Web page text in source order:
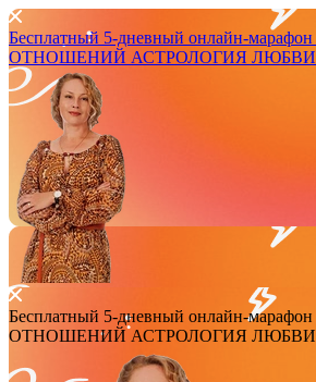
Бесплатный 5-дневный онлайн-марафон
ОТНОШЕНИЙ АСТРОЛОГИЯ ЛЮБВИ
Бесплатный 5-дневный онлайн-марафон
ОТНОШЕНИЙ АСТРОЛОГИЯ ЛЮБВИ